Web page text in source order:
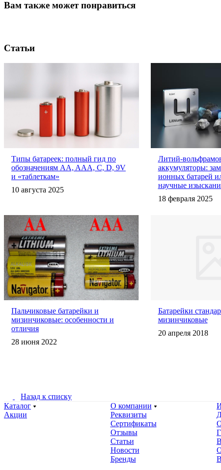
Вам также может понравиться
Статьи
Типы батареек: полный гид по
обозначениям AA, AAA, C, D, 9V
и «таблеткам»
10 августа 2025
Литий-
аккумуляторы:
ионных батарей
научные
18 февраля 2025
Пальчиковые батарейки и
мизинчиковые: особенности и
отличия
28 июня 2022
Батарейки
мизинчиковые
20 апреля 2018
Назад к списку
Каталог
Акции
О компании
Реквизиты
Сертификаты
Отзывы
Статьи
Новости
Бренды